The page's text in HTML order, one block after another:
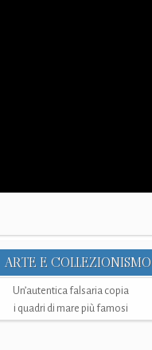
ARTE E COLLEZIONISMO
Un’autentica falsaria copia
i quadri di mare più famosi